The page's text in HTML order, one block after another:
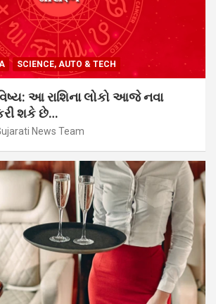
SCIENCE, AUTO & TECH
આ રાશિના લોકો આજે નવા
શકે છે…
News Team